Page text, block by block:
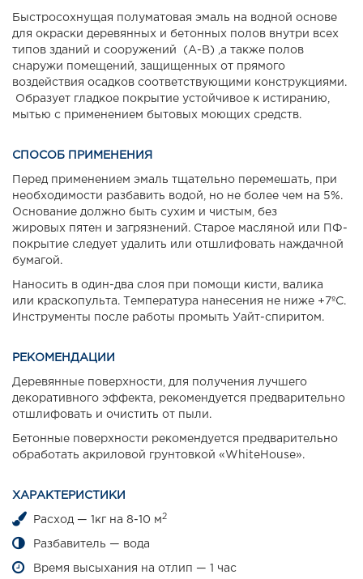
Быстросохнущая полуматовая эмаль на водной основе
для окраски деревянных и бетонных полов внутри всех
типов зданий и сооружений (А-В) ,а также полов
снаружи помещений, защищенных от прямого
воздействия осадков соответствующими конструкциями.
Образует гладкое покрытие устойчивое к истиранию,
мытью с применением бытовых моющих средств.
СПОСОБ ПРИМЕНЕНИЯ
Перед применением эмаль тщательно перемешать, при
необходимости разбавить водой, но не более чем на 5%.
Основание должно быть сухим и чистым, без
жировых пятен и загрязнений. Старое масляной или ПФ-
покрытие следует удалить или отшлифовать наждачной
бумагой.
Наносить в один-два слоя при помощи кисти, валика
или краскопульта. Температура нанесения не ниже +7ºС.
Инструменты после работы промыть Уайт-спиритом.
РЕКОМЕНДАЦИИ
Деревянные поверхности, для получения лучшего
декоративного эффекта, рекомендуется предварительно
отшлифовать и очистить от пыли.
Бетонные поверхности рекомендуется предварительно
обработать акриловой грунтовкой «WhiteHouse».
ХАРАКТЕРИСТИКИ
Расход — 1кг на 8-10 м 2
Разбавитель — вода
Время высыхания на отлип — 1 час